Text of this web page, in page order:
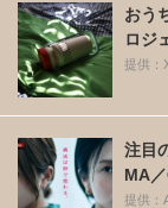
おう
ロジ
提供：
注目
MA／
提供：